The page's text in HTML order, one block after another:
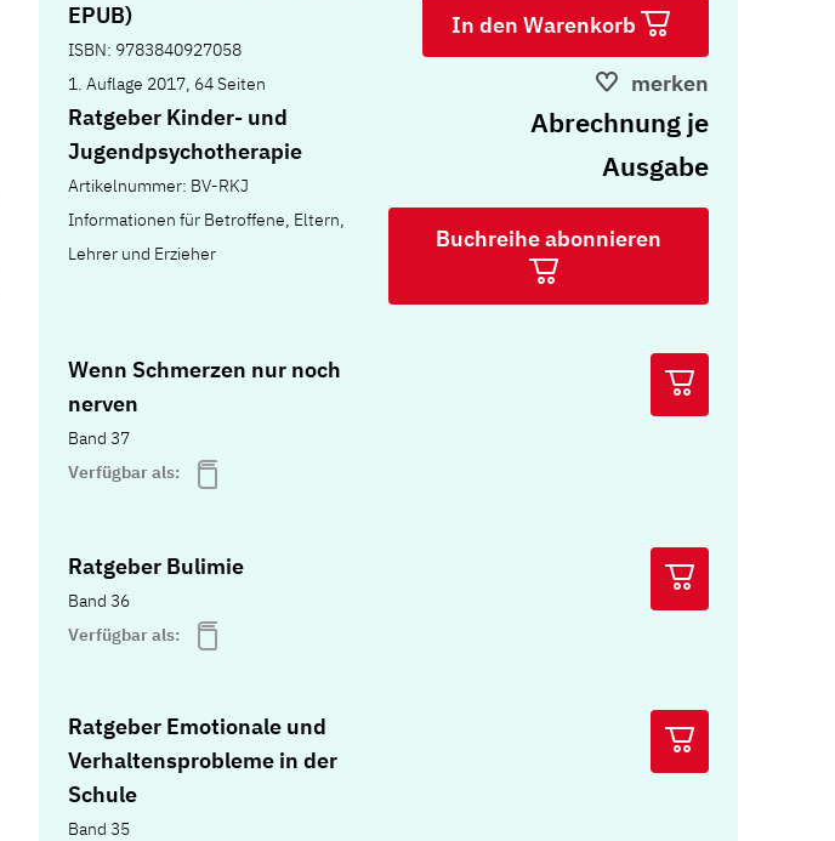
EPUB)
ISBN: 9783840927058
1. Auflage 2017, 64 Seiten
In den Warenkorb
merken
Ratgeber Kinder- und
Jugendpsychotherapie
Artikelnummer: BV-RKJ
Informationen für Betroffene, Eltern,
Lehrer und Erzieher
Abrechnung je
Ausgabe
Buchreihe abonnieren
Wenn Schmerzen nur noch
nerven
Band 37
Verfügbar als:
Ratgeber Bulimie
Band 36
Verfügbar als:
Ratgeber Emotionale und
Verhaltensprobleme in der
Schule
Band 35